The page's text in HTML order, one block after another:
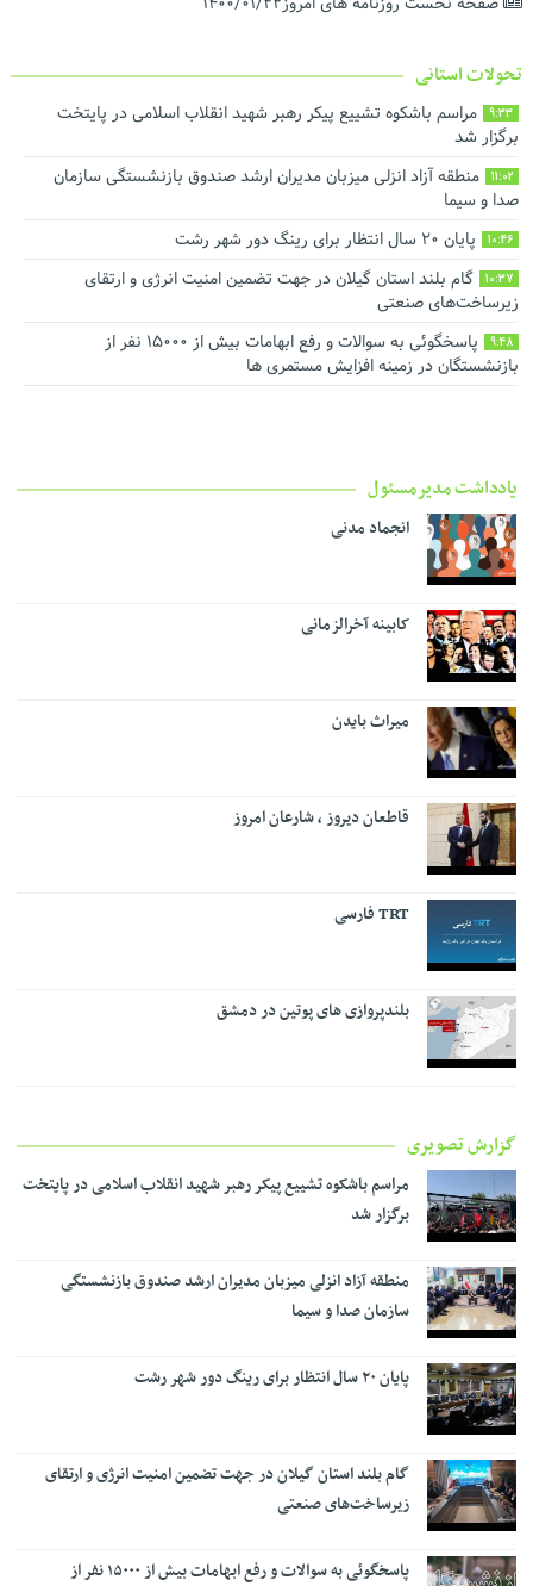
تحولات استانی
9:33
مراسم باشکوه تشییع پیکر رهبر شهید انقلاب اسلامی در پایتخت
برگزار شد
11:02
منطقه آزاد انزلی میزبان مدیران ارشد صندوق بازنشستگی سازمان
صدا و سیما
10:46 پایان ۲۰ سال انتظار برای رینگ دور شهر رشت
10:37
گام بلند استان گیلان در جهت تضمین امنیت انرژی و ارتقای
زیرساخت‌های صنعتی
9:48
پاسخگوئی به سوالات و رفع ابهامات بیش از ۱۵۰۰۰ نفر از
بازنشستگان در زمینه افزایش مستمری ها
یادداشت مدیرمسئول
انجماد مدنی
کابینه آخرالزمانی
میراث بایدن
قاطعان دیروز ، شارعان امروز
TRT فارسی
بلندپروازی های پوتین در دمشق
گزارش تصویری
مراسم باشکوه تشییع پیکر رهبر شهید انقلاب اسلامی در پایتخت
برگزار شد
منطقه آزاد انزلی میزبان مدیران ارشد صندوق بازنشستگی
سازمان صدا و سیما
پایان ۲۰ سال انتظار برای رینگ دور شهر رشت
گام بلند استان گیلان در جهت تضمین امنیت انرژی و ارتقای
زیرساخت‌های صنعتی
پاسخگوئی به سوالات و رفع ابهامات بیش از ۱۵۰۰۰ نفر از